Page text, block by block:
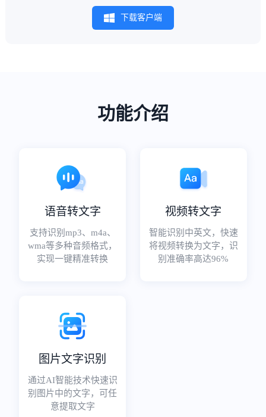
下载客户端
功能介绍
语音转文字
支持识别mp3、m4a、
wma等多种音频格式，
实现一键精准转换
视频转文字
智能识别中英文，快速
将视频转换为文字，识
别准确率高达96%
图片文字识别
通过AI智能技术快速识
别图片中的文字，可任
意提取文字